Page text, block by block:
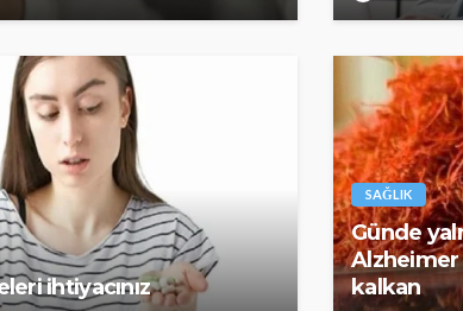
ihtiyacınız
SAĞLIK
Günde
Alzheimer
kalkan